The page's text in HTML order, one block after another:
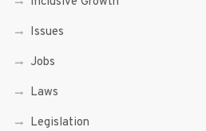
Issues
Jobs
Laws
Legislation